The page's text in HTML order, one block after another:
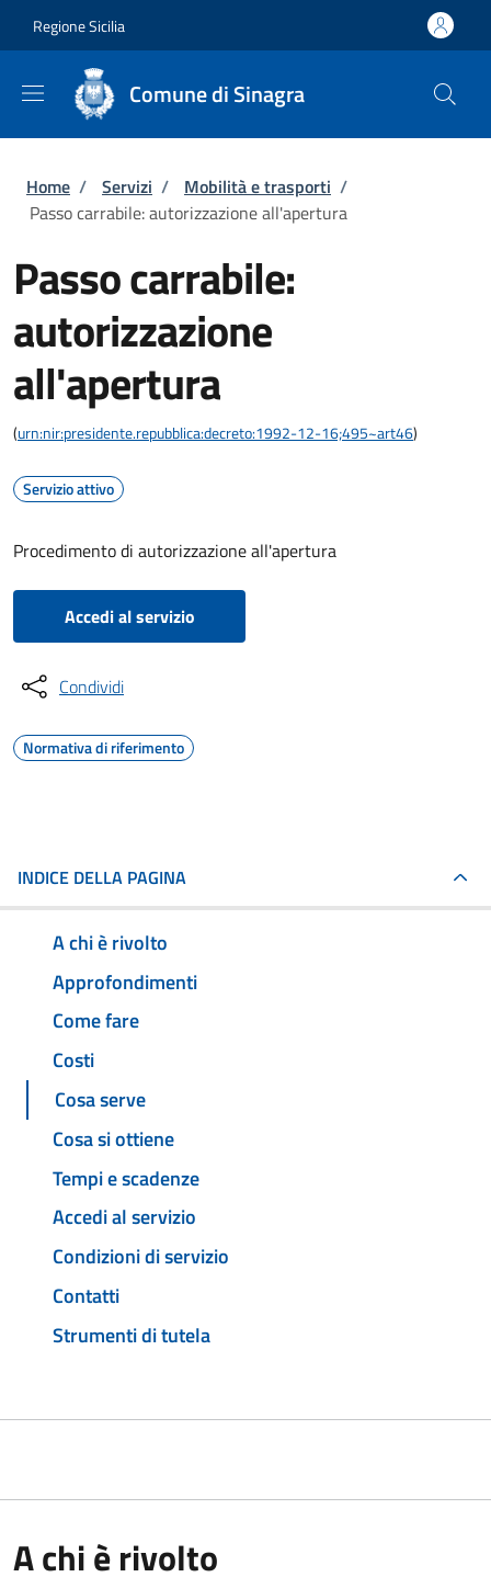
Regione Sicilia
Comune di Sinagra
Briciole di pane
Home / Servizi / Mobilità e trasporti /
Passo carrabile: autorizzazione all'apertura
Passo carrabile:
autorizzazione
all'apertura
(urn:nir:presidente.repubblica:decreto:1992-12-16;495~art46)
Servizio attivo
Procedimento di autorizzazione all'apertura
Accedi al servizio
Condividi
Normativa di riferimento
INDICE DELLA PAGINA
A chi è rivolto
Approfondimenti
Come fare
Costi
Cosa serve
Cosa si ottiene
Tempi e scadenze
Accedi al servizio
Condizioni di servizio
Contatti
Strumenti di tutela
A chi è rivolto